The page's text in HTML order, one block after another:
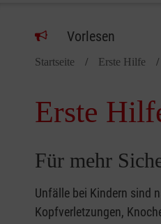
Vorlesen
Startseite Erste Hilfe
Erste
Für mehr
Unfälle bei Kindern sind
Kopfverletzungen,